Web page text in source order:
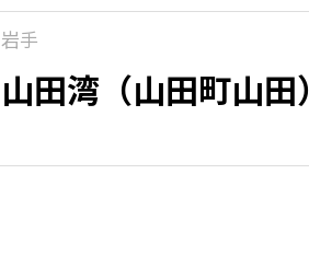
岩手
山田湾（山田町山田）